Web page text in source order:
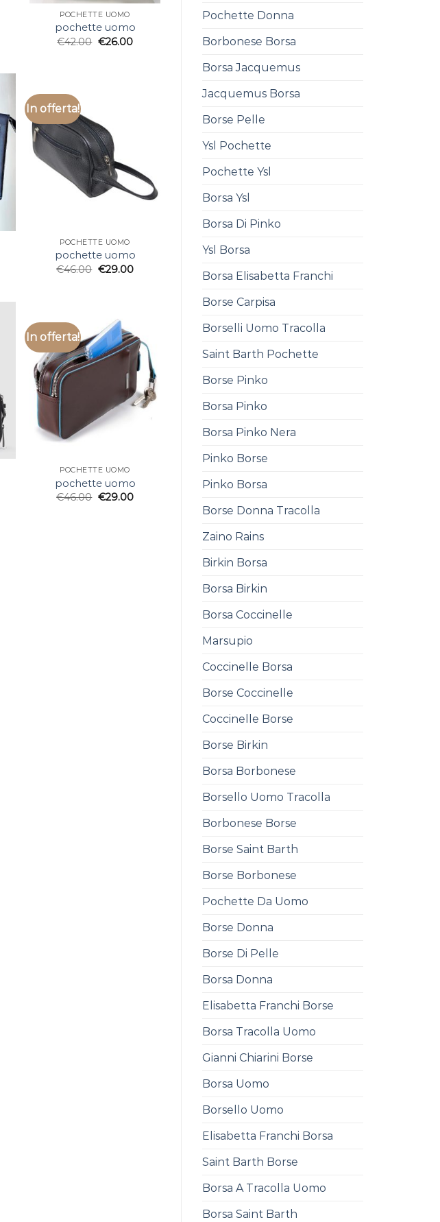
Pochette Donna
Borbonese Borsa
Borsa Jacquemus
Jacquemus Borsa
Borse Pelle
Ysl Pochette
Pochette Ysl
Borsa Ysl
Borsa Di Pinko
Ysl Borsa
Borsa Elisabetta Franchi
Borse Carpisa
Borselli Uomo Tracolla
Saint Barth Pochette
Borse Pinko
Borsa Pinko
Borsa Pinko Nera
Pinko Borse
Pinko Borsa
Borse Donna Tracolla
Zaino Rains
Birkin Borsa
Borsa Birkin
Borsa Coccinelle
Marsupio
Coccinelle Borsa
Borse Coccinelle
Coccinelle Borse
Borse Birkin
Borsa Borbonese
Borsello Uomo Tracolla
Borbonese Borse
Borse Saint Barth
Borse Borbonese
Pochette Da Uomo
Borse Donna
Borse Di Pelle
Borsa Donna
Elisabetta Franchi Borse
Borsa Tracolla Uomo
Gianni Chiarini Borse
Borsa Uomo
Borsello Uomo
Elisabetta Franchi Borsa
Saint Barth Borse
Borsa A Tracolla Uomo
Borsa Saint Barth
POCHETTE UOMO
pochette uomo
€42.00 €26.00
In offerta!
POCHETTE UOMO
pochette uomo
€46.00 €29.00
In offerta!
POCHETTE UOMO
pochette uomo
€46.00 €29.00